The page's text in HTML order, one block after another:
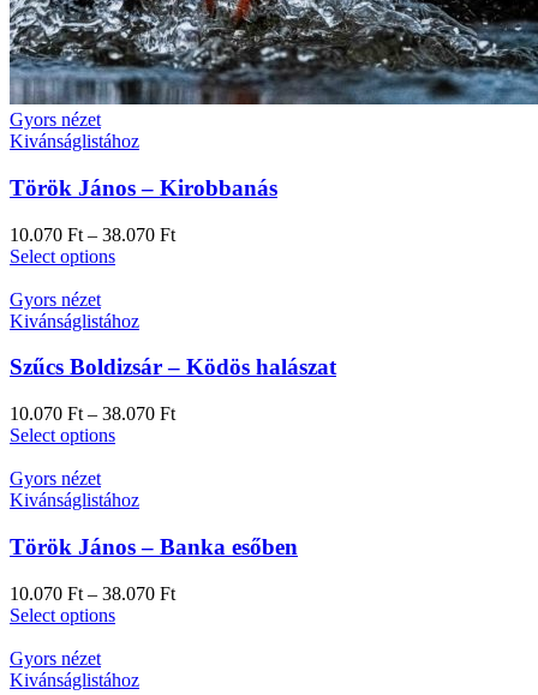
Gyors nézet
Kivánságlistához
Török János – Kirobbanás
10.070 Ft – 38.070 Ft
Select options
Gyors nézet
Kivánságlistához
Szűcs Boldizsár – Ködös halászat
10.070 Ft – 38.070 Ft
Select options
Gyors nézet
Kivánságlistához
Török János – Banka esőben
10.070 Ft – 38.070 Ft
Select options
Gyors nézet
Kivánságlistához